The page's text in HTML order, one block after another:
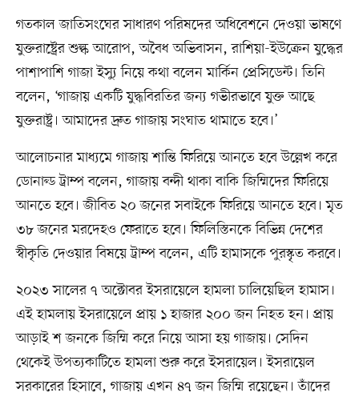
গতকাল জাতিসংঘের সাধারণ পরিষদের অধিবেশনে দেওয়া ভাষণে
যুক্তরাষ্ট্রের শুল্ক আরোপ, অবৈধ অভিবাসন, রাশিয়া-ইউক্রেন যুদ্ধের
পাশাপাশি গাজা ইস্যু নিয়ে কথা বলেন মার্কিন প্রেসিডেন্ট। তিনি
বলেন, ‘গাজায় একটি যুদ্ধবিরতির জন্য গভীরভাবে যুক্ত আছে
যুক্তরাষ্ট্র। আমাদের দ্রুত গাজায় সংঘাত থামাতে হবে।’
আলোচনার মাধ্যমে গাজায় শান্তি ফিরিয়ে আনতে হবে উল্লেখ করে
ডোনাল্ড ট্রাম্প বলেন, গাজায় বন্দী থাকা বাকি জিম্মিদের ফিরিয়ে
আনতে হবে। জীবিত ২০ জনের সবাইকে ফিরিয়ে আনতে হবে। মৃত
৩৮ জনের মরদেহও ফেরাতে হবে। ফিলিস্তিনকে বিভিন্ন দেশের
স্বীকৃতি দেওয়ার বিষয়ে ট্রাম্প বলেন, এটি হামাসকে পুরস্কৃত করবে।
২০২৩ সালের ৭ অক্টোবর ইসরায়েলে হামলা চালিয়েছিল হামাস।
এই হামলায় ইসরায়েলে প্রায় ১ হাজার ২০০ জন নিহত হন। প্রায়
আড়াই শ জনকে জিম্মি করে নিয়ে আসা হয় গাজায়। সেদিন
থেকেই উপত্যকাটিতে হামলা শুরু করে ইসরায়েল। ইসরায়েল
সরকারের হিসাবে, গাজায় এখন ৪৭ জন জিম্মি রয়েছেন। তাঁদের